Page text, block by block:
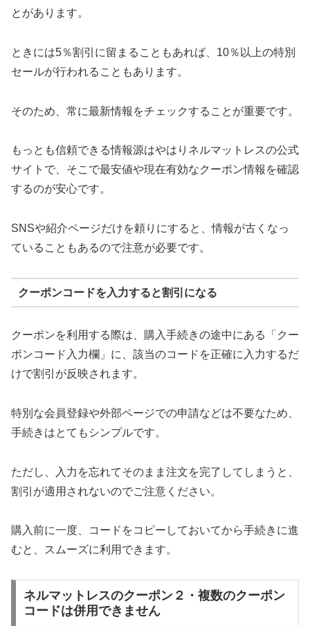
とがあります。
ときには5％割引に留まることもあれば、10％以上の特別
セールが行われることもあります。
そのため、常に最新情報をチェックすることが重要です。
もっとも信頼できる情報源はやはりネルマットレスの公式
サイトで、そこで最安値や現在有効なクーポン情報を確認
するのが安心です。
SNSや紹介ページだけを頼りにすると、情報が古くなっ
ていることもあるので注意が必要です。
クーポンコードを入力すると割引になる
クーポンを利用する際は、購入手続きの途中にある「クー
ポンコード入力欄」に、該当のコードを正確に入力するだ
けで割引が反映されます。
特別な会員登録や外部ページでの申請などは不要なため、
手続きはとてもシンプルです。
ただし、入力を忘れてそのまま注文を完了してしまうと、
割引が適用されないのでご注意ください。
購入前に一度、コードをコピーしておいてから手続きに進
むと、スムーズに利用できます。
ネルマットレスのクーポン２・複数のクーポン
コードは併用できません